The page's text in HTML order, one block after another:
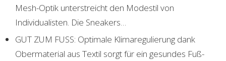
Mesh-Optik unterstreicht den Modestil von
Individualisten. Die Sneakers…
GUT ZUM FUSS: Optimale Klimaregulierung dank
Obermaterial aus Textil sorgt für ein gesundes Fuß-